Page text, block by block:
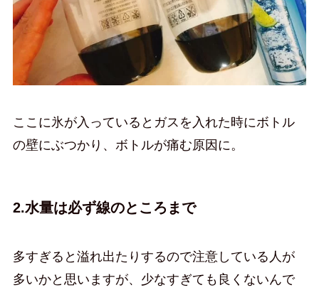
ここに氷が入っているとガスを入れた時にボトル
の壁にぶつかり、ボトルが痛む原因に。
2.水量は必ず線のところまで
多すぎると溢れ出たりするので注意している人が
多いかと思いますが、少なすぎても良くないんで